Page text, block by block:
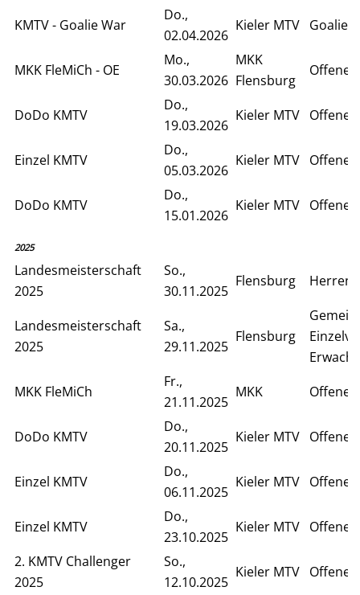
KMTV - Goalie War
Do.,
02.04.2026
Kieler MTV Goalie
MKK FleMiCh - OE
Mo.,
30.03.2026
MKK
Flensburg
Offenes
DoDo KMTV
Do.,
19.03.2026
Kieler MTV
Einzel KMTV
Do.,
05.03.2026
Kieler MTV Offenes
DoDo KMTV
Do.,
15.01.2026
Kieler MTV
2025
Landesmeisterschaft
2025
So.,
30.11.2025
Flensburg Herren
Landesmeisterschaft
2025
Sa.,
29.11.2025
Flensburg
MKK FleMiCh
Fr.,
21.11.2025
MKK
DoDo KMTV
Do.,
20.11.2025
Kieler MTV
Einzel KMTV
Do.,
06.11.2025
Kieler MTV Offenes
Einzel KMTV
Do.,
23.10.2025
Kieler MTV Offenes
2. KMTV Challenger
2025
So.,
12.10.2025
Kieler MTV Offenes